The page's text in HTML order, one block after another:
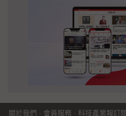
關於我們 · 會員服務 · 科技產業報訂閱